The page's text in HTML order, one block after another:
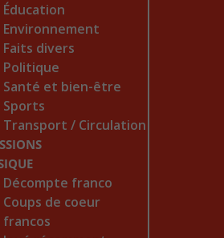
Éducation
Environnement
Faits divers
Politique
Santé et bien-être
Sports
Transport / Circulation
Décompte franco
Coups de coeur
francos